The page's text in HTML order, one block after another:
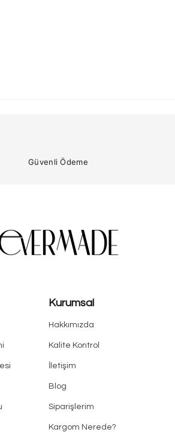
Güvenli Ödeme
Kurumsal
Hakkımızda
Kalite Kontrol
İletişim
Blog
Siparişlerim
Kargom Nerede?